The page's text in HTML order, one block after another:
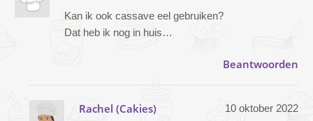
Kan ik ook cassave eel gebruiken?
Dat heb ik nog in huis…
Beantwoorden
Rachel (Cakies) 10 oktober 2022